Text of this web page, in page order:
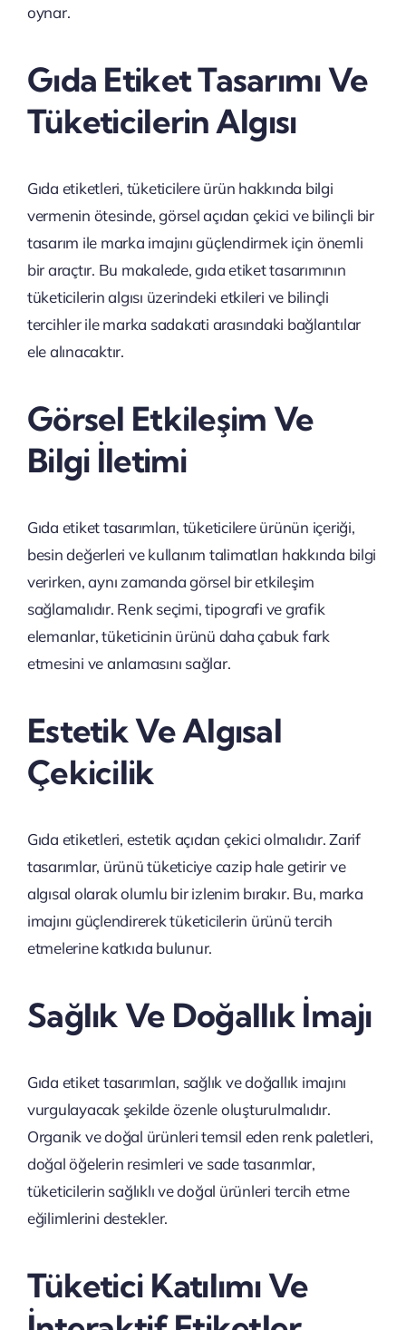
oynar.
Gıda Etiket Tasarımı Ve
Tüketicilerin Algısı
Gıda etiketleri, tüketicilere ürün hakkında bilgi
vermenin ötesinde, görsel açıdan çekici ve bilinçli bir
tasarım ile marka imajını güçlendirmek için önemli
bir araçtır. Bu makalede, gıda etiket tasarımının
tüketicilerin algısı üzerindeki etkileri ve bilinçli
tercihler ile marka sadakati arasındaki bağlantılar
ele alınacaktır.
Görsel Etkileşim Ve
Bilgi İletimi
Gıda etiket tasarımları, tüketicilere ürünün içeriği,
besin değerleri ve kullanım talimatları hakkında bilgi
verirken, aynı zamanda görsel bir etkileşim
sağlamalıdır. Renk seçimi, tipografi ve grafik
elemanlar, tüketicinin ürünü daha çabuk fark
etmesini ve anlamasını sağlar.
Estetik Ve Algısal
Çekicilik
Gıda etiketleri, estetik açıdan çekici olmalıdır. Zarif
tasarımlar, ürünü tüketiciye cazip hale getirir ve
algısal olarak olumlu bir izlenim bırakır. Bu, marka
imajını güçlendirerek tüketicilerin ürünü tercih
etmelerine katkıda bulunur.
Sağlık Ve Doğallık İmajı
Gıda etiket tasarımları, sağlık ve doğallık imajını
vurgulayacak şekilde özenle oluşturulmalıdır.
Organik ve doğal ürünleri temsil eden renk paletleri,
doğal öğelerin resimleri ve sade tasarımlar,
tüketicilerin sağlıklı ve doğal ürünleri tercih etme
eğilimlerini destekler.
Tüketici Katılımı Ve